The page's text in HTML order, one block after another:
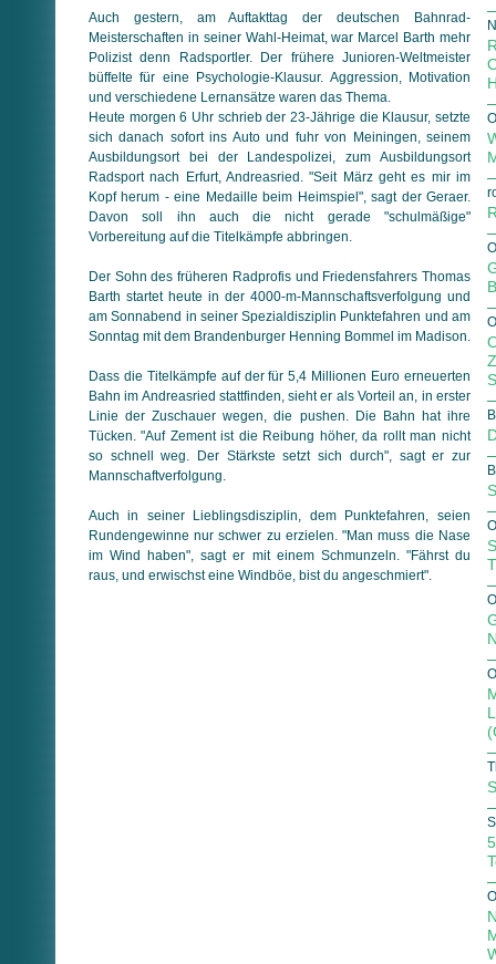
Auch gestern, am Auftakttag der deutschen Bahnrad-
Meisterschaften in seiner Wahl-Heimat, war Marcel Barth mehr
Polizist denn Radsportler. Der frühere Junioren-Weltmeister
büffelte für eine Psychologie-Klausur. Aggression, Motivation
und verschiedene Lernansätze waren das Thema.
Heute morgen 6 Uhr schrieb der 23-Jährige die Klausur, setzte
sich danach sofort ins Auto und fuhr von Meiningen, seinem
Ausbildungsort bei der Landespolizei, zum Ausbildungsort
Radsport nach Erfurt, Andreasried. "Seit März geht es mir im
Kopf herum - eine Medaille beim Heimspiel", sagt der Geraer.
Davon soll ihn auch die nicht gerade "schulmäßige"
Vorbereitung auf die Titelkämpfe abbringen.
Der Sohn des früheren Radprofis und Friedensfahrers Thomas
Barth startet heute in der 4000-m-Mannschaftsverfolgung und
am Sonnabend in seiner Spezialdisziplin Punktefahren und am
Sonntag mit dem Brandenburger Henning Bommel im Madison.
Dass die Titelkämpfe auf der für 5,4 Millionen Euro erneuerten
Bahn im Andreasried stattfinden, sieht er als Vorteil an, in erster
Linie der Zuschauer wegen, die pushen. Die Bahn hat ihre
Tücken. "Auf Zement ist die Reibung höher, da rollt man nicht
so schnell weg. Der Stärkste setzt sich durch", sagt er zur
Mannschaftverfolgung.
Auch in seiner Lieblingsdisziplin, dem Punktefahren, seien
Rundengewinne nur schwer zu erzielen. "Man muss die Nase
im Wind haben", sagt er mit einem Schmunzeln. "Fährst du
raus, und erwischst eine Windböe, bist du angeschmiert".